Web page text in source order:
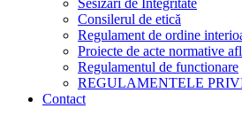
Sesizari de Integritate
Consilerul de etică
Regulament de ordine
Proiecte de acte normative
Regulamentul de functionare
REGULAMENTELE
Contact